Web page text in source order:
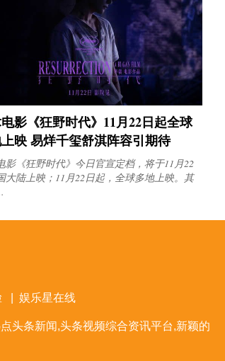
影《狂野时代》11月22日起全球
映 易烊千玺舒淇阵容引期待
影《狂野时代》今日官宣定档，将于11月22
大陆上映；11月22日起，全球多地上映。其
| 娱乐星在线
头条新闻,头条视频综合资讯平台,新颖的